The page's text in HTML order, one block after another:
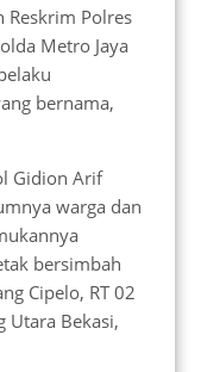
Reskrim Polres
Metro Jaya
bernama,
Gidion Arif
warga dan
bersimbah
Cipelo, RT 02
Utara Bekasi,